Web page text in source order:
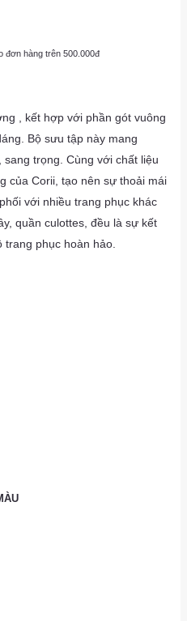
đơn hàng trên 500.000đ
, kết hợp với phần gót vuông
Bộ sưu tập này mang
trọng. Cùng với chất liệu
của Corii, tạo nên sự thoải mái
với nhiều trang phục khác
quần culottes, đều là sự kết
trang phục hoàn hảo.